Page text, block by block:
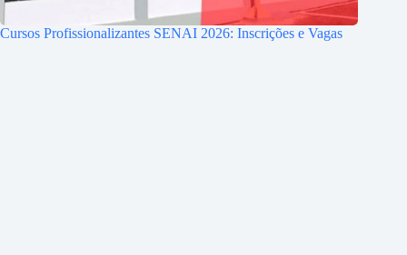
Cursos Profissionalizantes SENAI 2026: Inscrições e Vagas